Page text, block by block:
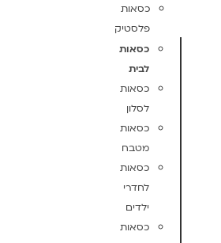
כסאות
פלסטיק
כסאות
לבית
כסאות
לסלון
כסאות
מטבח
כסאות
לחדרי
ילדים
כסאות